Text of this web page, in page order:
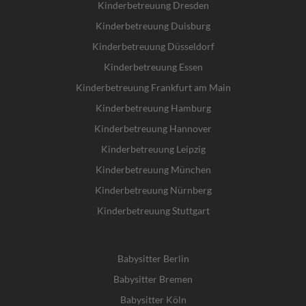
Kinderbetreuung Dresden
Kinderbetreuung Duisburg
Kinderbetreuung Düsseldorf
Kinderbetreuung Essen
Kinderbetreuung Frankfurt am Main
Kinderbetreuung Hamburg
Kinderbetreuung Hannover
Kinderbetreuung Leipzig
Kinderbetreuung München
Kinderbetreuung Nürnberg
Kinderbetreuung Stuttgart
Babysitter Berlin
Babysitter Bremen
Babysitter Köln